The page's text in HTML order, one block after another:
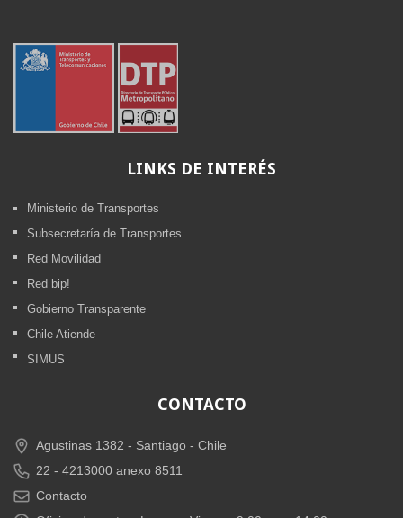
LINKS DE INTERÉS
Ministerio de Transportes
Subsecretaría de Transportes
Red Movilidad
Red bip!
Gobierno Transparente
Chile Atiende
SIMUS
CONTACTO
Agustinas 1382 - Santiago - Chile
22 - 4213000 anexo 8511
Contacto